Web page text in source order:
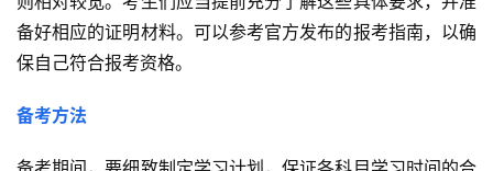
备好相应的证明材料。可以参考官方发布的报考指南，以确
保自己符合报考资格。
备考方法